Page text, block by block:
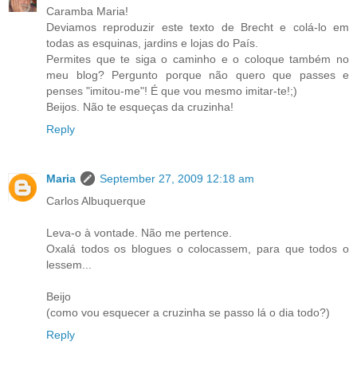
Caramba Maria!
Deviamos reproduzir este texto de Brecht e colá-lo em
todas as esquinas, jardins e lojas do País.
Permites que te siga o caminho e o coloque também no
meu blog? Pergunto porque não quero que passes e
penses "imitou-me"! É que vou mesmo imitar-te!;)
Beijos. Não te esqueças da cruzinha!
Reply
Maria
September 27, 2009 12:18 am
Carlos Albuquerque
Leva-o à vontade. Não me pertence.
Oxalá todos os blogues o colocassem, para que todos o
lessem...
Beijo
(como vou esquecer a cruzinha se passo lá o dia todo?)
Reply